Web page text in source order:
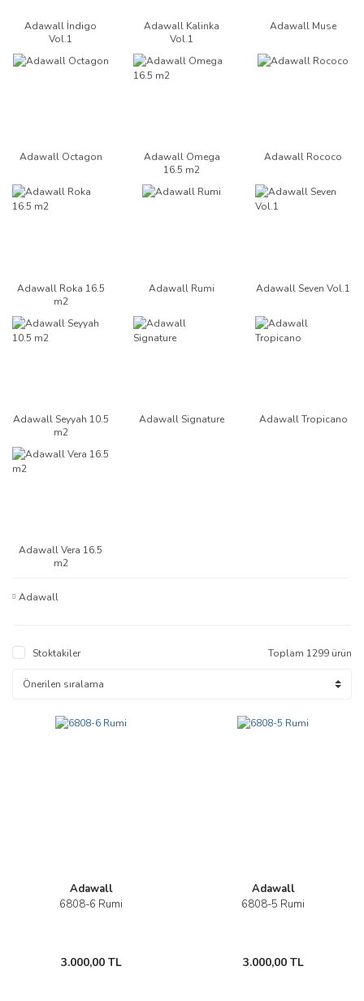
Adawall İndigo
Vol.1
Adawall Kalinka
Vol.1
Adawall Muse
Adawall Octagon
Adawall Omega
16.5 m2
Adawall Rococo
Adawall Roka 16.5
m2
Adawall Rumi Adawall Seven Vol.1
Adawall Seyyah 10.5
m2
Adawall Signature Adawall Tropicano
Adawall Vera 16.5
m2
Adawall
Stoktakiler Toplam 1299 ürün
Adawall
6808-6 Rumi
3.000,00 TL
Adawall
6808-5 Rumi
3.000,00 TL